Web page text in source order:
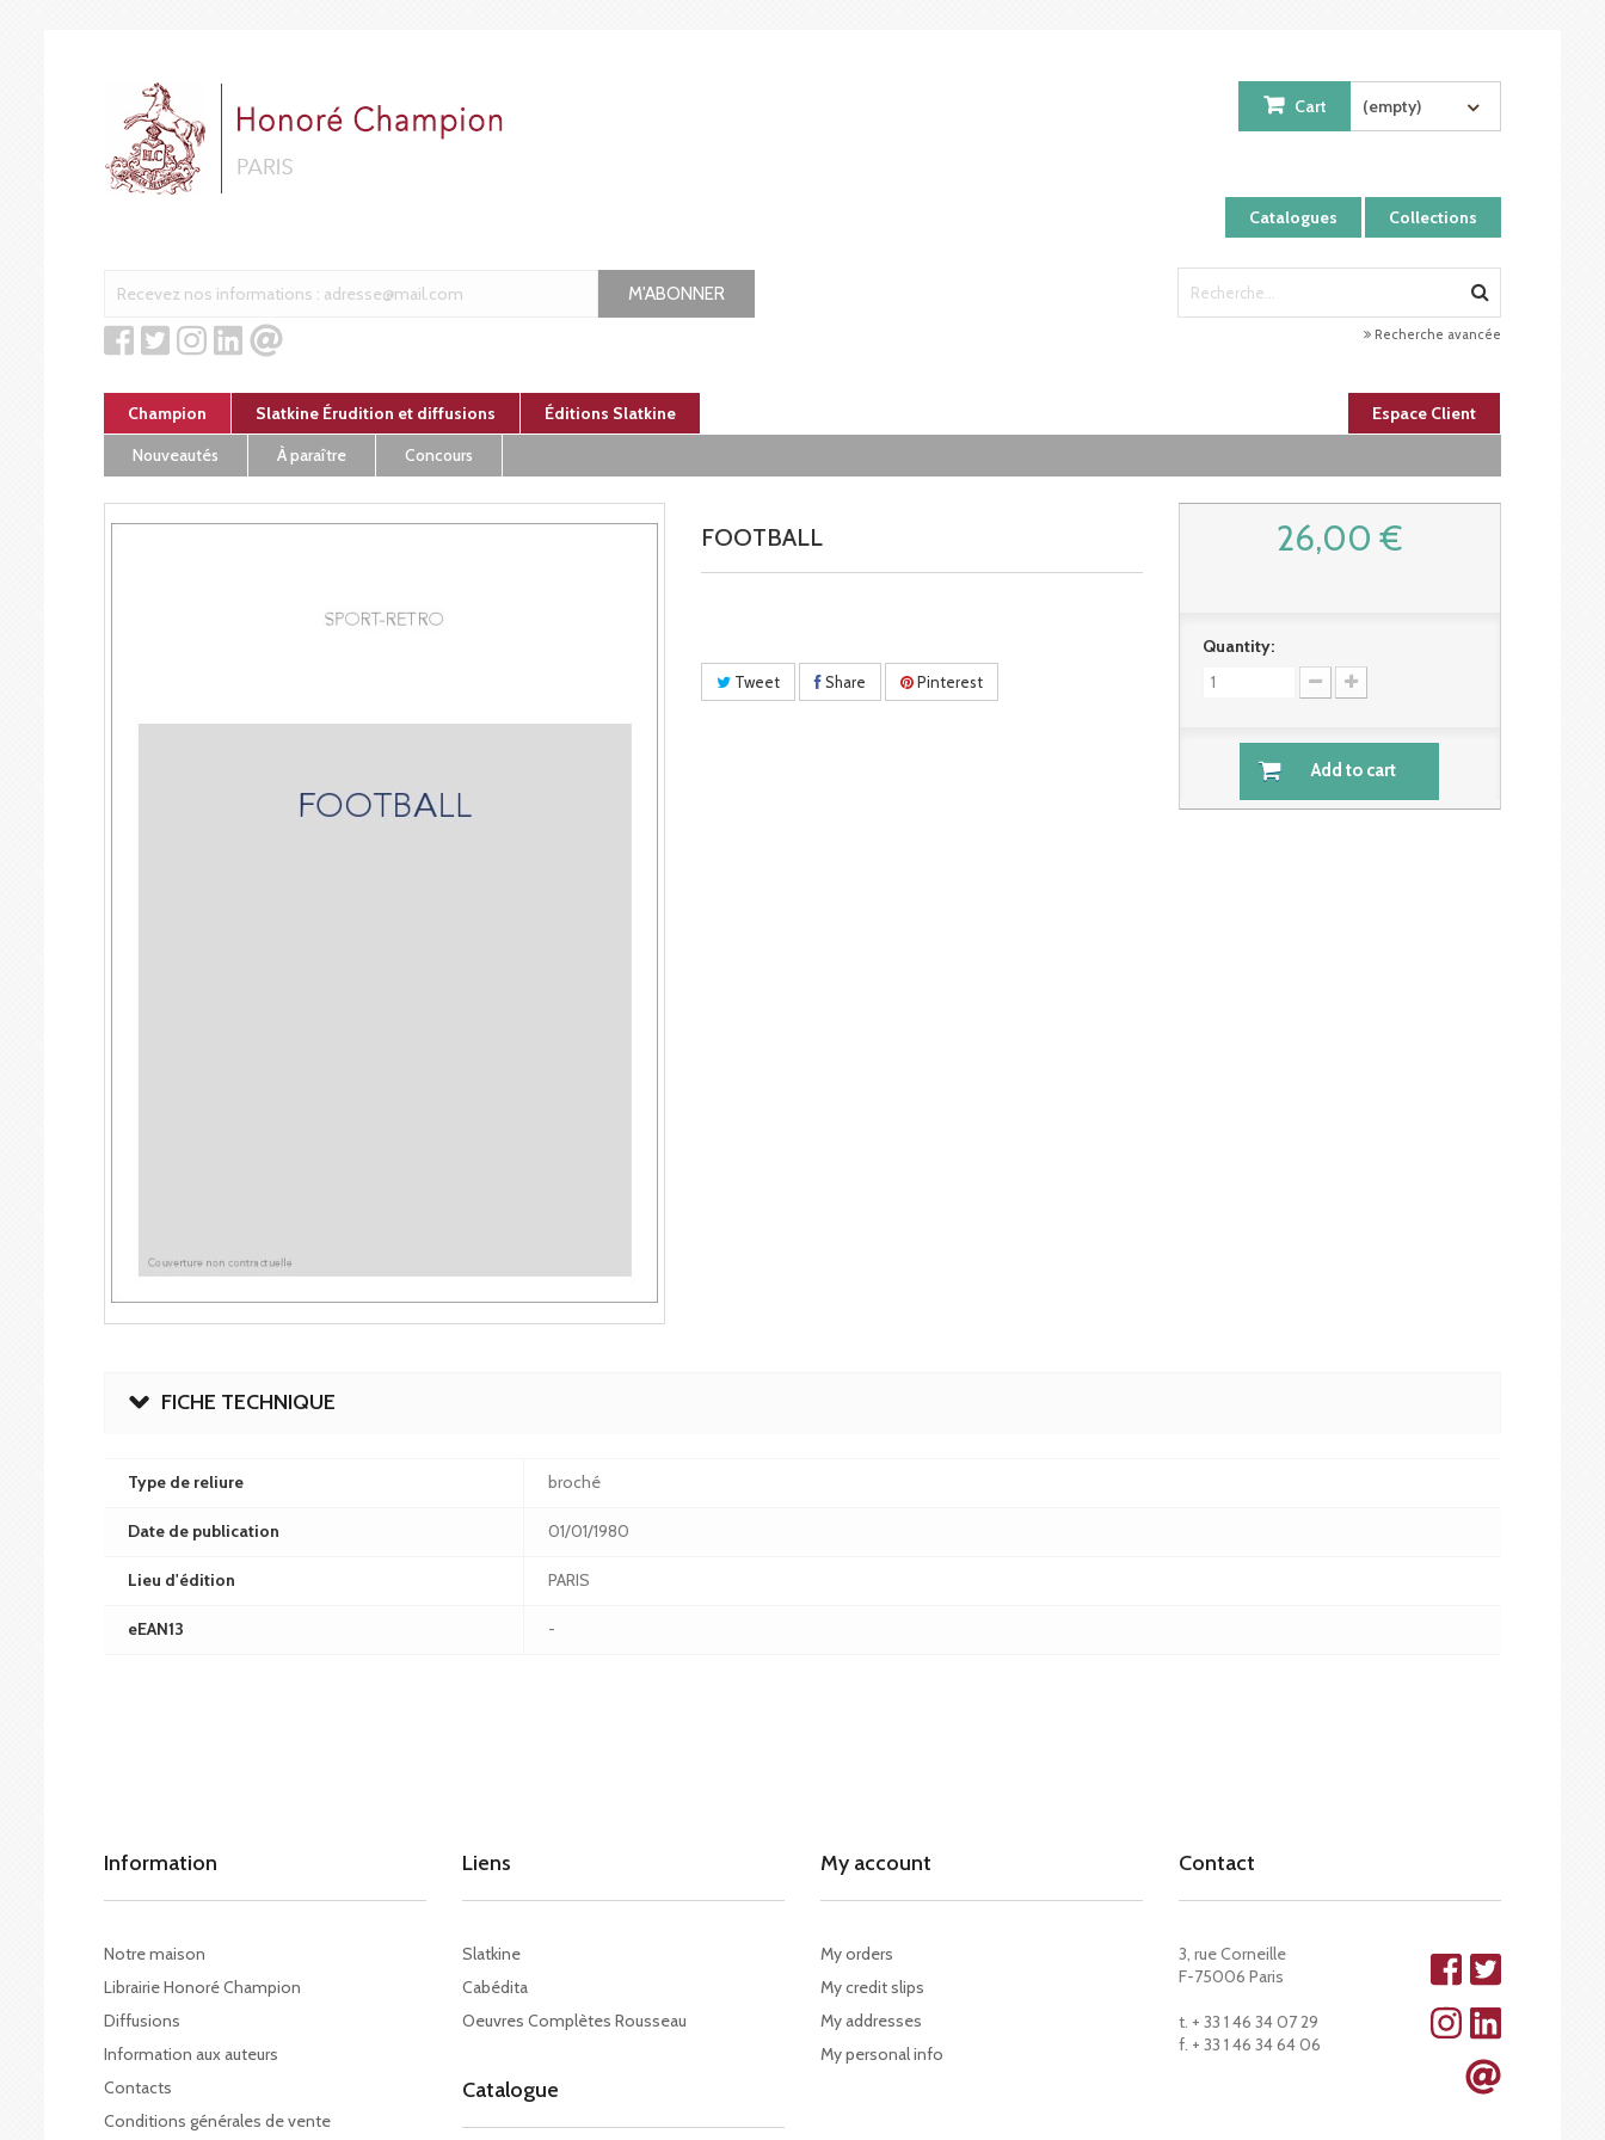
Catalogues Collections
Cart (empty)
M'ABONNER
Recherche avancée
Champion Slatkine Érudition et diffusions Éditions Slatkine
Espace Client
Nouveautés
À paraître Concours
FOOTBALL
Tweet Share Pinterest
26,00 €
Quantity:
Add to cart
FICHE TECHNIQUE
Type de reliure broché
Date de publication 01/01/1980
Lieu d'édition PARIS
eEAN13 -
Information
Notre maison
Librairie Honoré Champion
Diffusions
Information aux auteurs
Contacts
Conditions générales de vente
Liens
Slatkine
Cabédita
Oeuvres Complètes Rousseau
Catalogue
My account
My orders
My credit slips
My addresses
My personal info
Contact
3, rue Corneille
F-75006 Paris
t. + 33 1 46 34 07 29
f. + 33 1 46 34 64 06